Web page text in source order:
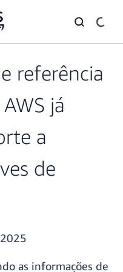
referência
já
a
de
as informações de